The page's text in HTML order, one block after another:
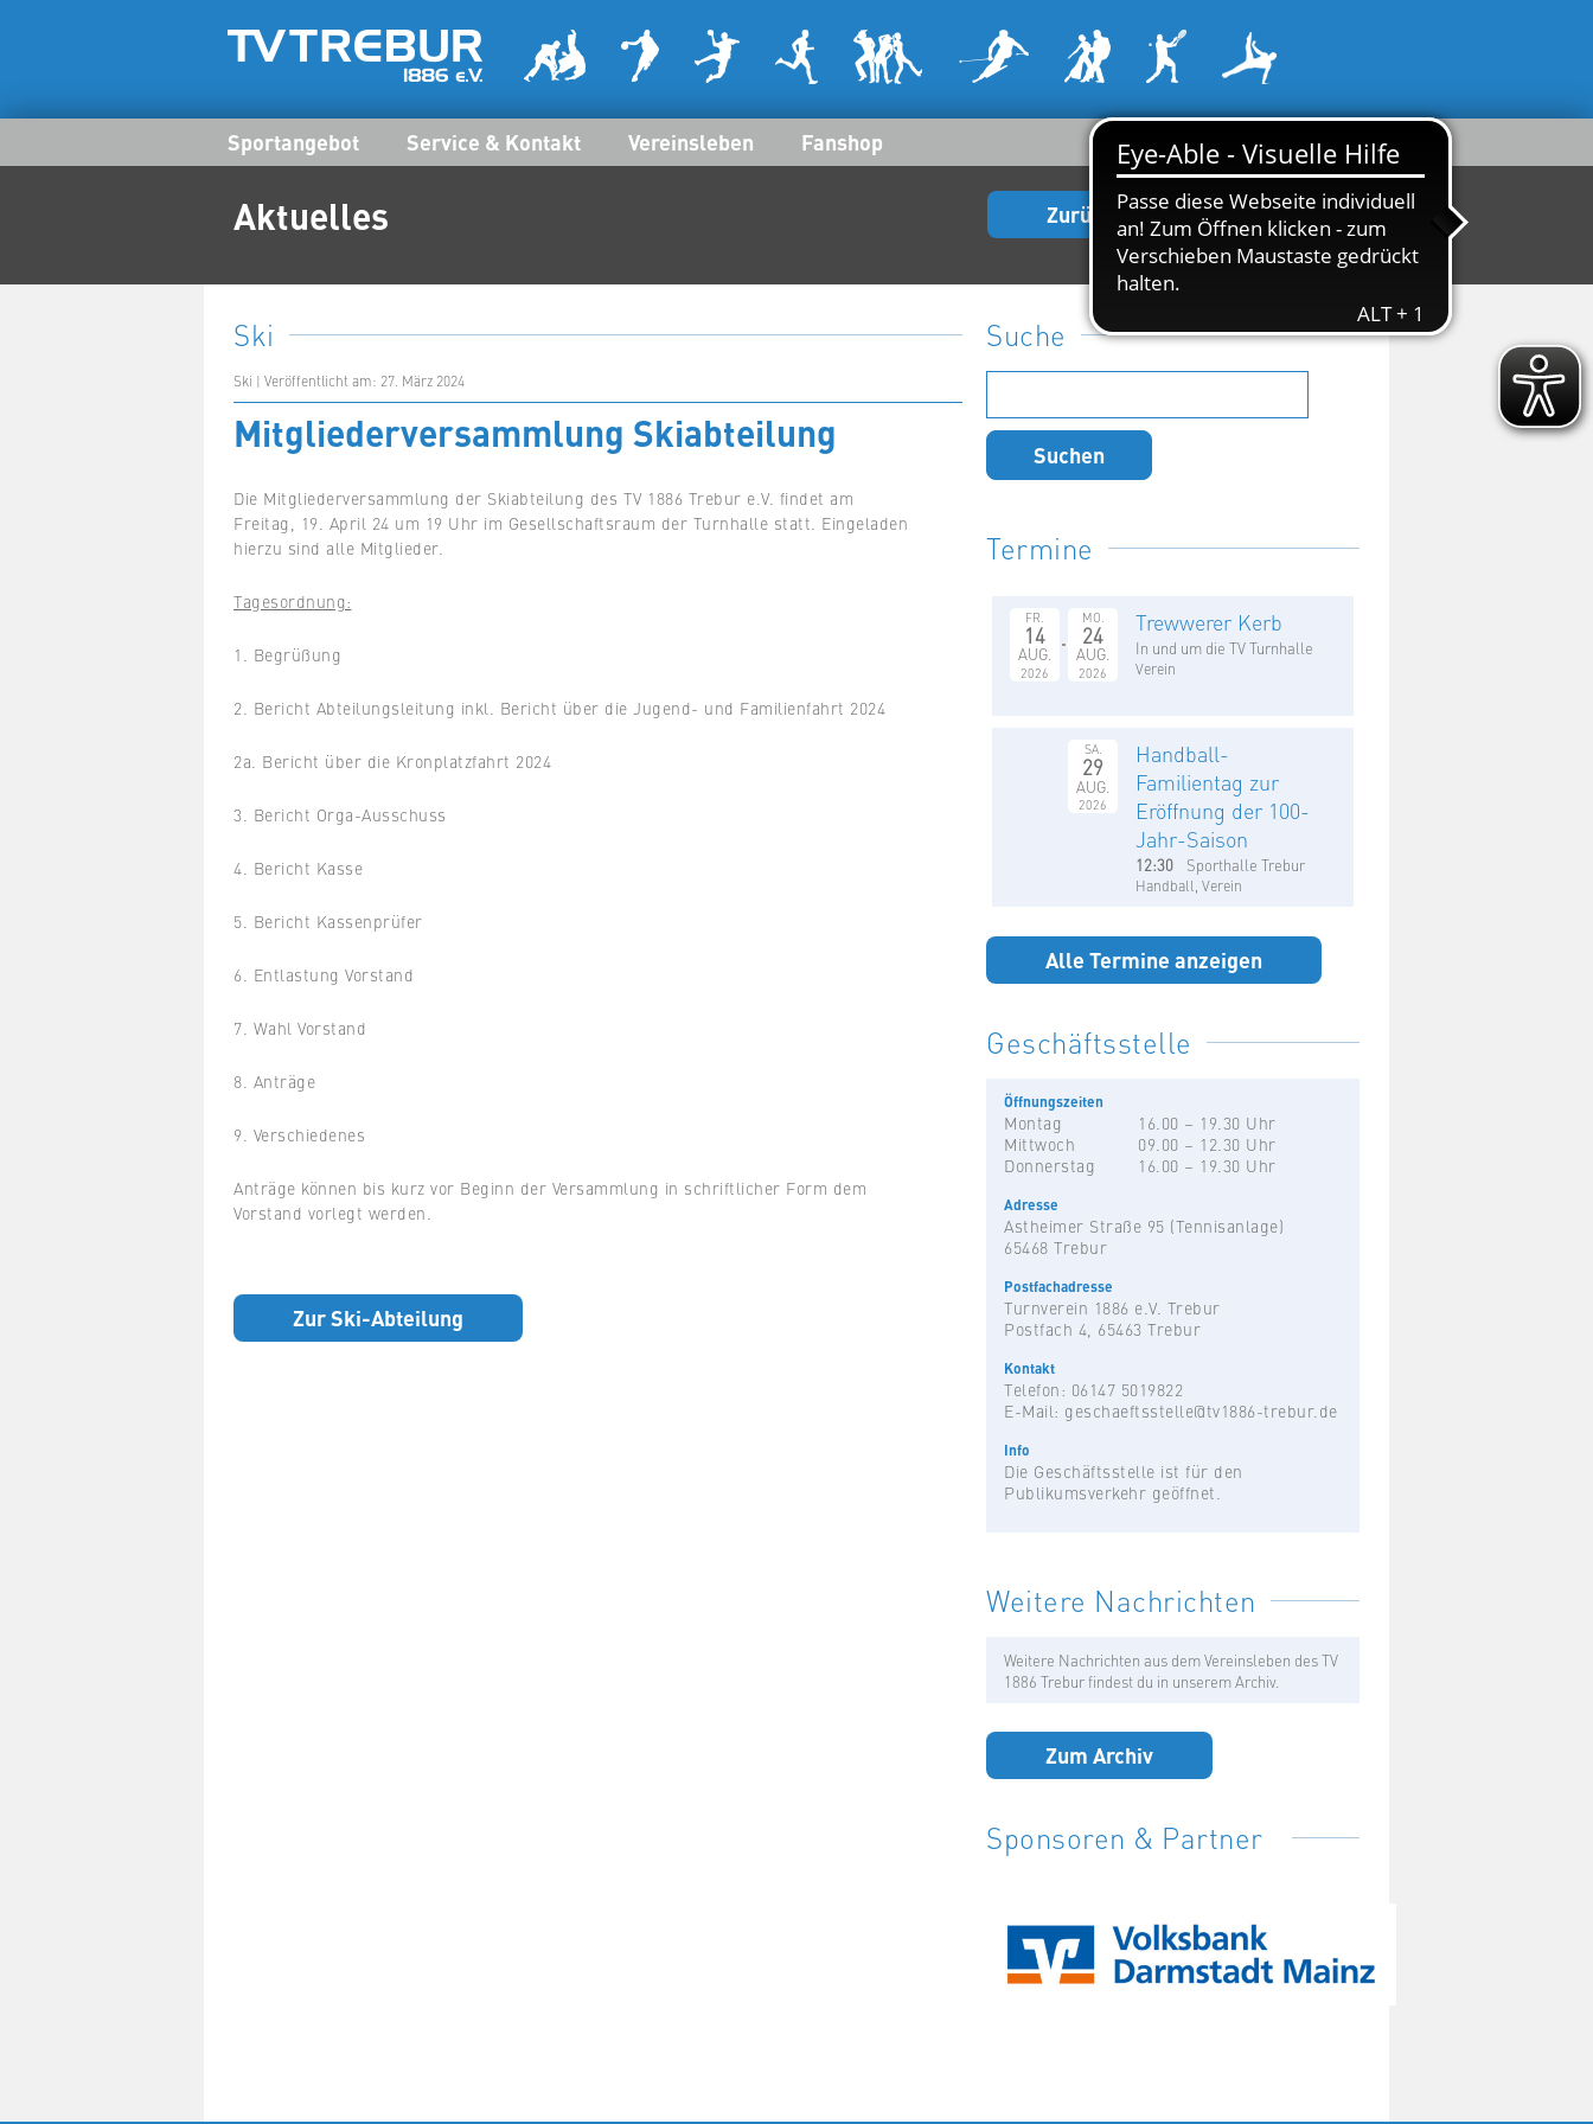
Sportangebot Service & Kontakt Vereinsleben Fanshop
Aktuelles Zurück zur Startseite
Ski
Ski | Veröffentlicht am: 27. März 2024
Mitgliederversammlung Skiabteilung
Die Mitgliederversammlung der Skiabteilung des TV 1886 Trebur e.V. findet am
Freitag, 19. April 24 um 19 Uhr im Gesellschaftsraum der Turnhalle statt. Eingeladen
hierzu sind alle Mitglieder.
Tagesordnung:
1. Begrüßung
2. Bericht Abteilungsleitung inkl. Bericht über die Jugend- und Familienfahrt 2024
2a. Bericht über die Kronplatzfahrt 2024
3. Bericht Orga-Ausschuss
4. Bericht Kasse
5. Bericht Kassenprüfer
6. Entlastung Vorstand
7. Wahl Vorstand
8. Anträge
9. Verschiedenes
Anträge können bis kurz vor Beginn der Versammlung in schriftlicher Form dem
Vorstand vorlegt werden.
Zur Ski-Abteilung
Suche
nach:
Termine
FR.
14
AUG.
2026
MO.
24
AUG.
2026
Trewwerer Kerb
In und um die TV Turnhalle
Verein
SA.
29
AUG.
2026
Handball-
Familientag zur
Eröffnung der 100-
Jahr-Saison
12:30 Sporthalle Trebur
Handball, Verein
Alle Termine anzeigen
Geschäftsstelle
Öffnungszeiten
Montag
16.00 – 19.30 Uhr
Mittwoch
09.00 – 12.30 Uhr
Donnerstag
16.00 – 19.30 Uhr
Adresse
Astheimer Straße 95 (Tennisanlage)
65468 Trebur
Postfachadresse
Turnverein 1886 e.V. Trebur
Postfach 4, 65463 Trebur
Kontakt
Telefon: 06147 5019822
E-Mail: geschaeftsstelle@tv1886-trebur.de
Info
Die Geschäftsstelle ist für den
Publikumsverkehr geöffnet.
Weitere Nachrichten
Weitere Nachrichten aus dem Vereinsleben des TV
1886 Trebur findest du in unserem Archiv.
Zum Archiv
Sponsoren & Partner